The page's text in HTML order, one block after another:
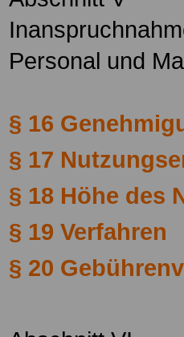
Personal und
§ 16
§ 17
§ 18 Höhe des
§ 19 Verfahren
§ 20